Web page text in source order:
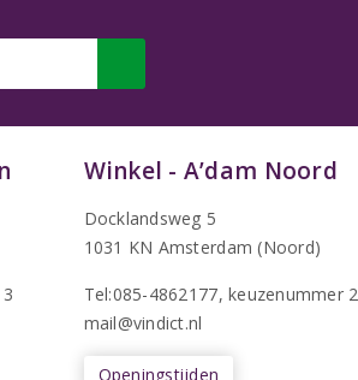
Winkel - A’dam Noord
Docklandsweg 5
1031 KN Amsterdam (Noord)
Tel:085-4862177, keuzenummer 2
mail@vindict.nl
Openingstijden